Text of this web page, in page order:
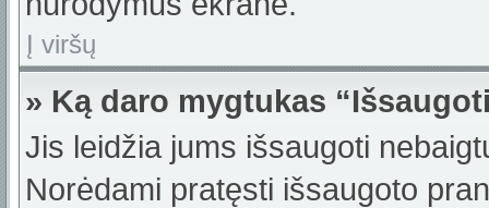
Į viršų
» Ką daro mygtukas
Jis leidžia jums išsaugoti
Norėdami pratęsti išsaugoto